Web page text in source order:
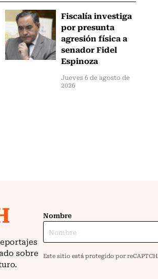
Fiscalía investiga
por presunta
agresión física a
senador Fidel
Espinoza
Jueves 6 de agosto de
2026